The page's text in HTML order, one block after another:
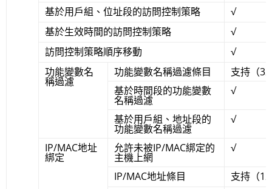
基於用戶組、位址段的訪問控制策略
√
基於生效時間的訪問控制策略
√
訪問控制策略順序移動
√
功能變數名
稱過濾
功能變數名稱過濾條目
支持（
基於時間段的功能變數
名稱過濾
√
基於用戶組、地址段的
功能變數名稱過濾
√
IP/MAC地址
綁定
允許未被IP/MAC綁定的
主機上網
√
IP/MAC地址條目
支持（